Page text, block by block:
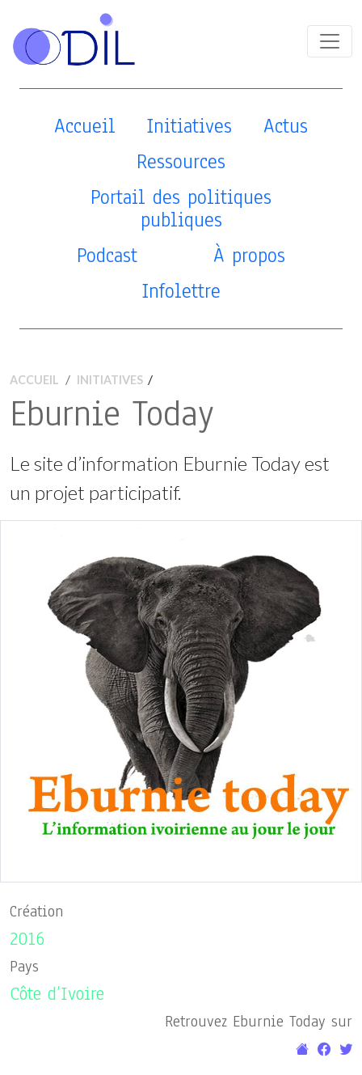
Accueil Initiatives
Actus
Ressources
Portail des politiques
publiques
Podcast
À propos
Infolettre
ACCUEIL INITIATIVES /
Eburnie Today
Le site d’information Eburnie Today est
un projet participatif.
Création
2016
Pays
Côte d’Ivoire
Retrouvez Eburnie Today sur